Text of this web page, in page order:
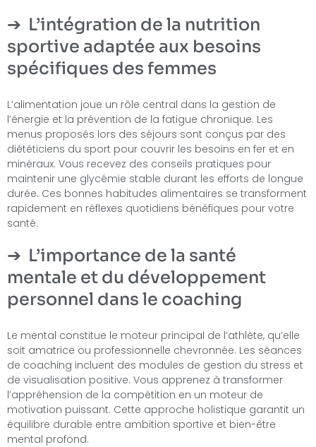
L’intégration de la nutrition
sportive adaptée aux besoins
spécifiques des femmes
L’alimentation joue un rôle central dans la gestion de
l’énergie et la prévention de la fatigue chronique. Les
menus proposés lors des séjours sont conçus par des
diététiciens du sport pour couvrir les besoins en fer et en
minéraux. Vous recevez des conseils pratiques pour
maintenir une glycémie stable durant les efforts de longue
durée. Ces bonnes habitudes alimentaires se transforment
rapidement en réflexes quotidiens bénéfiques pour votre
santé.
L’importance de la santé
mentale et du développement
personnel dans le coaching
Le mental constitue le moteur principal de l’athlète, qu’elle
soit amatrice ou professionnelle chevronnée. Les séances
de coaching incluent des modules de gestion du stress et
de visualisation positive. Vous apprenez à transformer
l’appréhension de la compétition en un moteur de
motivation puissant. Cette approche holistique garantit un
équilibre durable entre ambition sportive et bien-être
mental profond.